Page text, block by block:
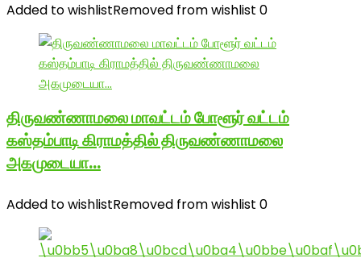
Added to wishlistRemoved from wishlist 0
திருவண்ணாமலை மாவட்டம் போளூர் வட்டம்
கஸ்தம்பாடி கிராமத்தில் திருவண்ணாமலை
அகமுடையா…
Added to wishlistRemoved from wishlist 0